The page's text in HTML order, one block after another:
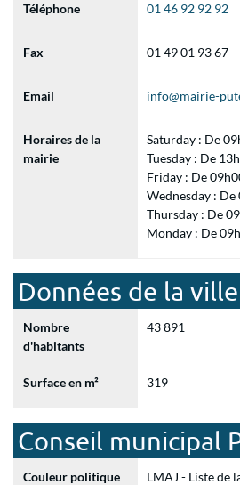
Téléphone 01 46 92 92 92
Fax 01 49 01 93 67
Email info@mairie-
Horaires de la
mairie
Saturday : De
Tuesday : De
Friday : De
Wednesday :
Thursday : De
Monday : De
Données de la
Nombre
d'habitants
43 891
Surface en m² 319
Conseil municipal
Couleur politique
LMAJ - Liste de